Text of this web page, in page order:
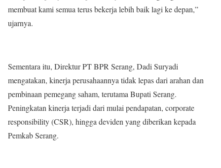
membuat kami semua terus bekerja lebih baik lagi ke depan,”
ujarnya.
Sementara itu, Direktur PT BPR Serang, Dadi Suryadi
mengatakan, kinerja perusahaannya tidak lepas dari arahan dan
pembinaan pemegang saham, terutama Bupati Serang.
Peningkatan kinerja terjadi dari mulai pendapatan, corporate
responsibility (CSR), hingga deviden yang diberikan kepada
Pemkab Serang.